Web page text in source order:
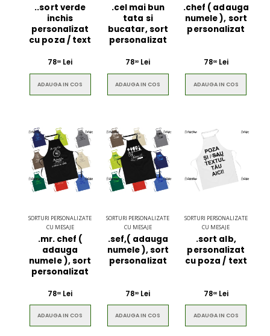
..sort verde
inchis
personalizat
cu poza / text
7800 Lei
ADAUGA IN COS
.cel mai bun
tata si
bucatar, sort
personalizat
7800 Lei
ADAUGA IN COS
.chef ( adauga
numele ), sort
personalizat
7800Lei
ADAUGA IN COS
SORTURI PERSONALIZATE
CU MESAJE
.mr. chef (
adauga
numele ), sort
personalizat
7800 Lei
ADAUGA IN COS
SORTURI PERSONALIZATE
CU MESAJE
.sef,( adauga
numele ), sort
personalizat
7800 Lei
ADAUGA IN COS
SORTURI PERSONALIZATE
CU MESAJE
.sort alb,
personalizat
cu poza / text
7800Lei
ADAUGA IN COS